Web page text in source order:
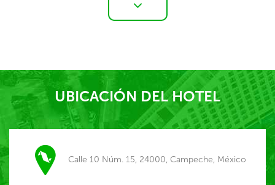
UBICACIÓN DEL HOTEL
Calle 10 Núm. 15, 24000, Campeche, México